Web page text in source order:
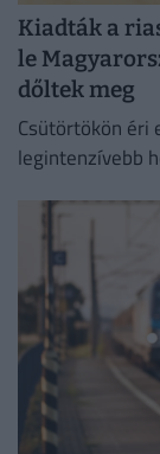
Kiadták a
le
dőltek meg
Csütörtökön éri
legintenzívebb